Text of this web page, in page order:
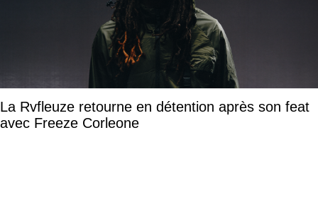
La Rvfleuze retourne en détention après son feat
avec Freeze Corleone